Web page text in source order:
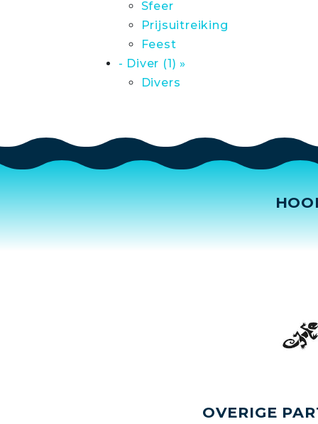
Sfeer
Prijsuitreiking
Feest
- Diver (1) »
Divers
OVERIGE